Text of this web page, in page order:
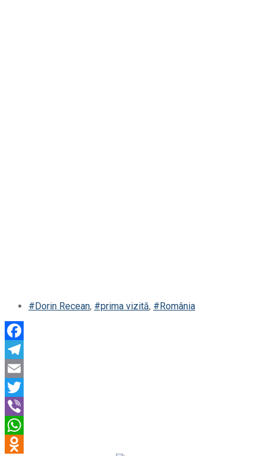
#Dorin Recean, #prima vizită, #România